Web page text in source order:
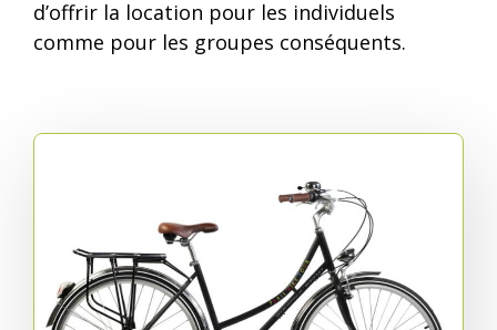
d’offrir la location pour les individuels
comme pour les groupes conséquents.